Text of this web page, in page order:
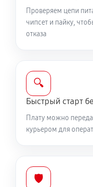
Проверяем цепи
чипсет и пайку,
отказа
🔍
Быстрый старт
Плату можно
курьером для
🛡️